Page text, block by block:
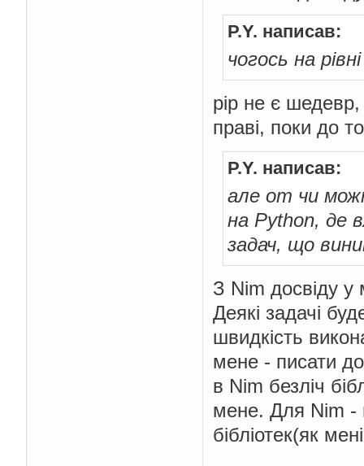
P.Y. написав:
чогось на
pip не є
праві, поки до
P.Y. написав:
але от чи
на Python, де
задач, що
З Nim досвіду у
Деякі задачі
швидкість
мене - писати
в Nim безліч
мене. Для Nim -
бібліотек(як